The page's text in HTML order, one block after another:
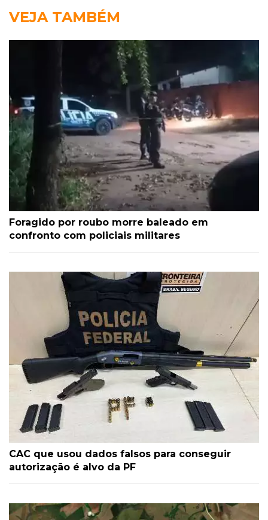
VEJA TAMBÉM
Foragido por roubo morre baleado em
confronto com policiais militares
CAC que usou dados falsos para conseguir
autorização é alvo da PF